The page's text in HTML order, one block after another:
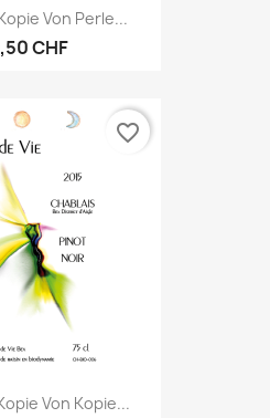
Von Perle...
CHF
Von Kopie...
favorite_border